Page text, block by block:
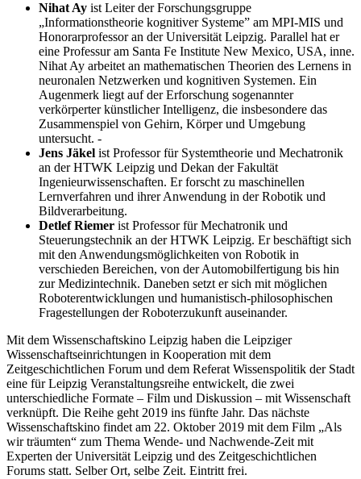
Nihat Ay ist Leiter der Forschungsgruppe
„Informationstheorie kognitiver Systeme” am MPI-MIS und
Honorarprofessor an der Universität Leipzig. Parallel hat er
eine Professur am Santa Fe Institute New Mexico, USA, inne.
Nihat Ay arbeitet an mathematischen Theorien des Lernens in
neuronalen Netzwerken und kognitiven Systemen. Ein
Augenmerk liegt auf der Erforschung sogenannter
verkörperter künstlicher Intelligenz, die insbesondere das
Zusammenspiel von Gehirn, Körper und Umgebung
untersucht. -
Jens Jäkel ist Professor für Systemtheorie und Mechatronik
an der HTWK Leipzig und Dekan der Fakultät
Ingenieurwissenschaften. Er forscht zu maschinellen
Lernverfahren und ihrer Anwendung in der Robotik und
Bildverarbeitung.
Detlef Riemer ist Professor für Mechatronik und
Steuerungstechnik an der HTWK Leipzig. Er beschäftigt sich
mit den Anwendungsmöglichkeiten von Robotik in
verschieden Bereichen, von der Automobilfertigung bis hin
zur Medizintechnik. Daneben setzt er sich mit möglichen
Roboterentwicklungen und humanistisch-philosophischen
Fragestellungen der Roboterzukunft auseinander.
Mit dem Wissenschaftskino Leipzig haben die Leipziger
Wissenschaftseinrichtungen in Kooperation mit dem
Zeitgeschichtlichen Forum und dem Referat Wissenspolitik der Stadt
eine für Leipzig Veranstaltungsreihe entwickelt, die zwei
unterschiedliche Formate – Film und Diskussion – mit Wissenschaft
verknüpft. Die Reihe geht 2019 ins fünfte Jahr. Das nächste
Wissenschaftskino findet am 22. Oktober 2019 mit dem Film „Als
wir träumten“ zum Thema Wende- und Nachwende-Zeit mit
Experten der Universität Leipzig und des Zeitgeschichtlichen
Forums statt. Selber Ort, selbe Zeit. Eintritt frei.